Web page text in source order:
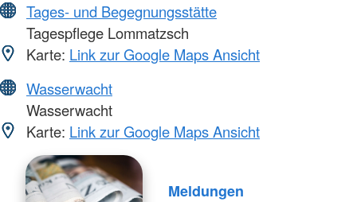
Tages- und Begegnungsstätte
Tagespflege Lommatzsch
Karte: Link zur Google Maps Ansicht
Wasserwacht
Wasserwacht
Karte: Link zur Google Maps Ansicht
Meldungen